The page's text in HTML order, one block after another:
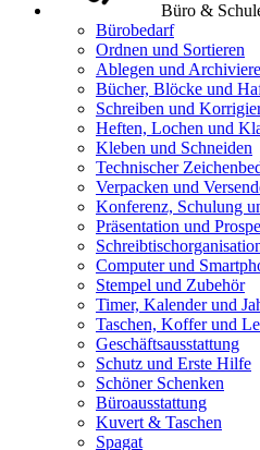
Büro &
Bürobedarf
Ordnen und Sortieren
Ablegen und
Bücher, Blöcke und
Schreiben und
Heften, Lochen und
Kleben und Schneiden
Technischer
Verpacken und
Konferenz, Schulung
Präsentation und
Computer und
Stempel und Zubehör
Timer, Kalender und
Taschen, Koffer und
Geschäftsausstattung
Schutz und Erste Hilfe
Schöner Schenken
Büroausstattung
Kuvert & Taschen
Spagat